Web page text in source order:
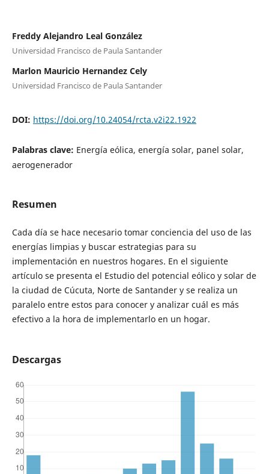
Freddy Alejandro Leal González
Universidad Francisco de Paula Santander
Marlon Mauricio Hernandez Cely
Universidad Francisco de Paula Santander
DOI: https://doi.org/10.24054/rcta.v2i22.1922
Palabras clave: Energía eólica, energía solar, panel solar,
aerogenerador
Resumen
Cada día se hace necesario tomar conciencia del uso de las
energías limpias y buscar estrategias para su
implementación en nuestros hogares. En el siguiente
artículo se presenta el Estudio del potencial eólico y solar de
la ciudad de Cúcuta, Norte de Santander y se realiza un
paralelo entre estos para conocer y analizar cuál es más
efectivo a la hora de implementarlo en un hogar.
Descargas